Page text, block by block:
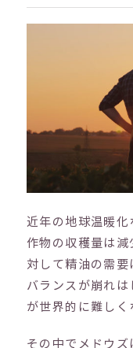
近年の地球温暖
作物の収穫量は
対して精油の需
バランスが崩れ
が世界的に難しく
その中でメドウ